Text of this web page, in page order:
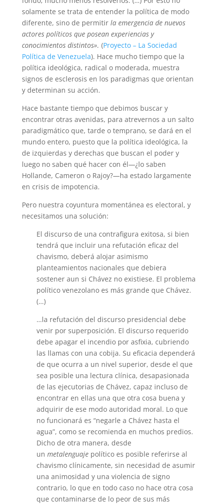
solamente se trata de enten­der la política de modo
diferente, sino de permitir la emergencia de nuevos
actores políticos que posean experien­cias y
conocimientos distintos». (Proyecto – La Sociedad
Política de Venezuela). Hace mucho tiempo que la
política ideológica, radical o moderada, muestra
signos de esclerosis en los paradigmas que orientan
y determinan su acción.
Hace bastante tiempo que debimos buscar y
encontrar otras avenidas, para atrevernos a un salto
paradigmático que, tarde o temprano, se dará en el
mundo entero, puesto que la política ideológica, la
de izquierdas y derechas que buscan el poder y
luego no saben qué hacer con él—¿lo saben
Hollande, Cameron o Rajoy?—ha estado largamente
en crisis de impotencia.
Pero nuestra coyuntura momentánea es electoral, y
necesitamos una solución:
El discurso de una contrafigura exitosa, si bien
tendrá que incluir una refutación eficaz del
chavismo, deberá alojar asimismo
planteamientos nacionales que debiera
sostener aun si Chávez no existiese. El problema
político venezolano es más grande que Chávez.
(…)
…la refutación del discurso presidencial debe
venir por superposición. El discurso requerido
debe apagar el incendio por asfixia, cubriendo
las llamas con una cobija. Su eficacia dependerá
de que ocurra a un nivel superior, desde el que
sea posible una lectura clínica, desapasionada
de las ejecutorias de Chávez, capaz incluso de
encontrar en ellas una que otra cosa buena y
adquirir de ese modo autoridad moral. Lo que
no funcionará es “negarle a Chávez hasta el
agua”, como se recomienda en muchos predios.
Dicho de otra manera, desde
un metalenguajepolítico es posible referirse al
chavismo clínicamente, sin necesidad de asumir
una animosidad y una violencia de signo
contrario, lo que en todo caso no hace otra cosa
que contaminarse de lo peor de sus más